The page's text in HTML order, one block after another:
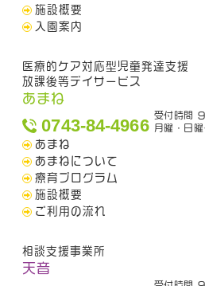
施設概要
入園案内
医療的ケア対応型児童発達支援
放課後等デイサービス
あまね
0743-84-4966
受付時間
月曜・日曜
あまね
あまねについて
療育プログラム
施設概要
ご利用の流れ
相談支援事業所
天音